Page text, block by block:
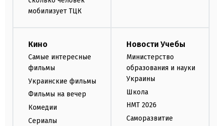
мобилизует ТЦК
Кино
Самые интересные
фильмы
Украинские фильмы
Фильмы на вечер
Комедии
Сериалы
Новости Учебы
Министерство
образования и науки
Украины
Школа
НМТ 2026
Саморазвитие